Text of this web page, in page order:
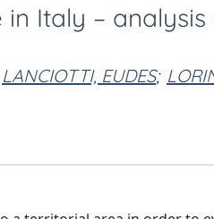
Italy –
LANCIOTTI, EUDES;